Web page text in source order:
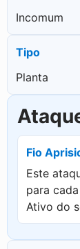
Incomum
Tipo
Planta
Fio
Este
para
Ativo do